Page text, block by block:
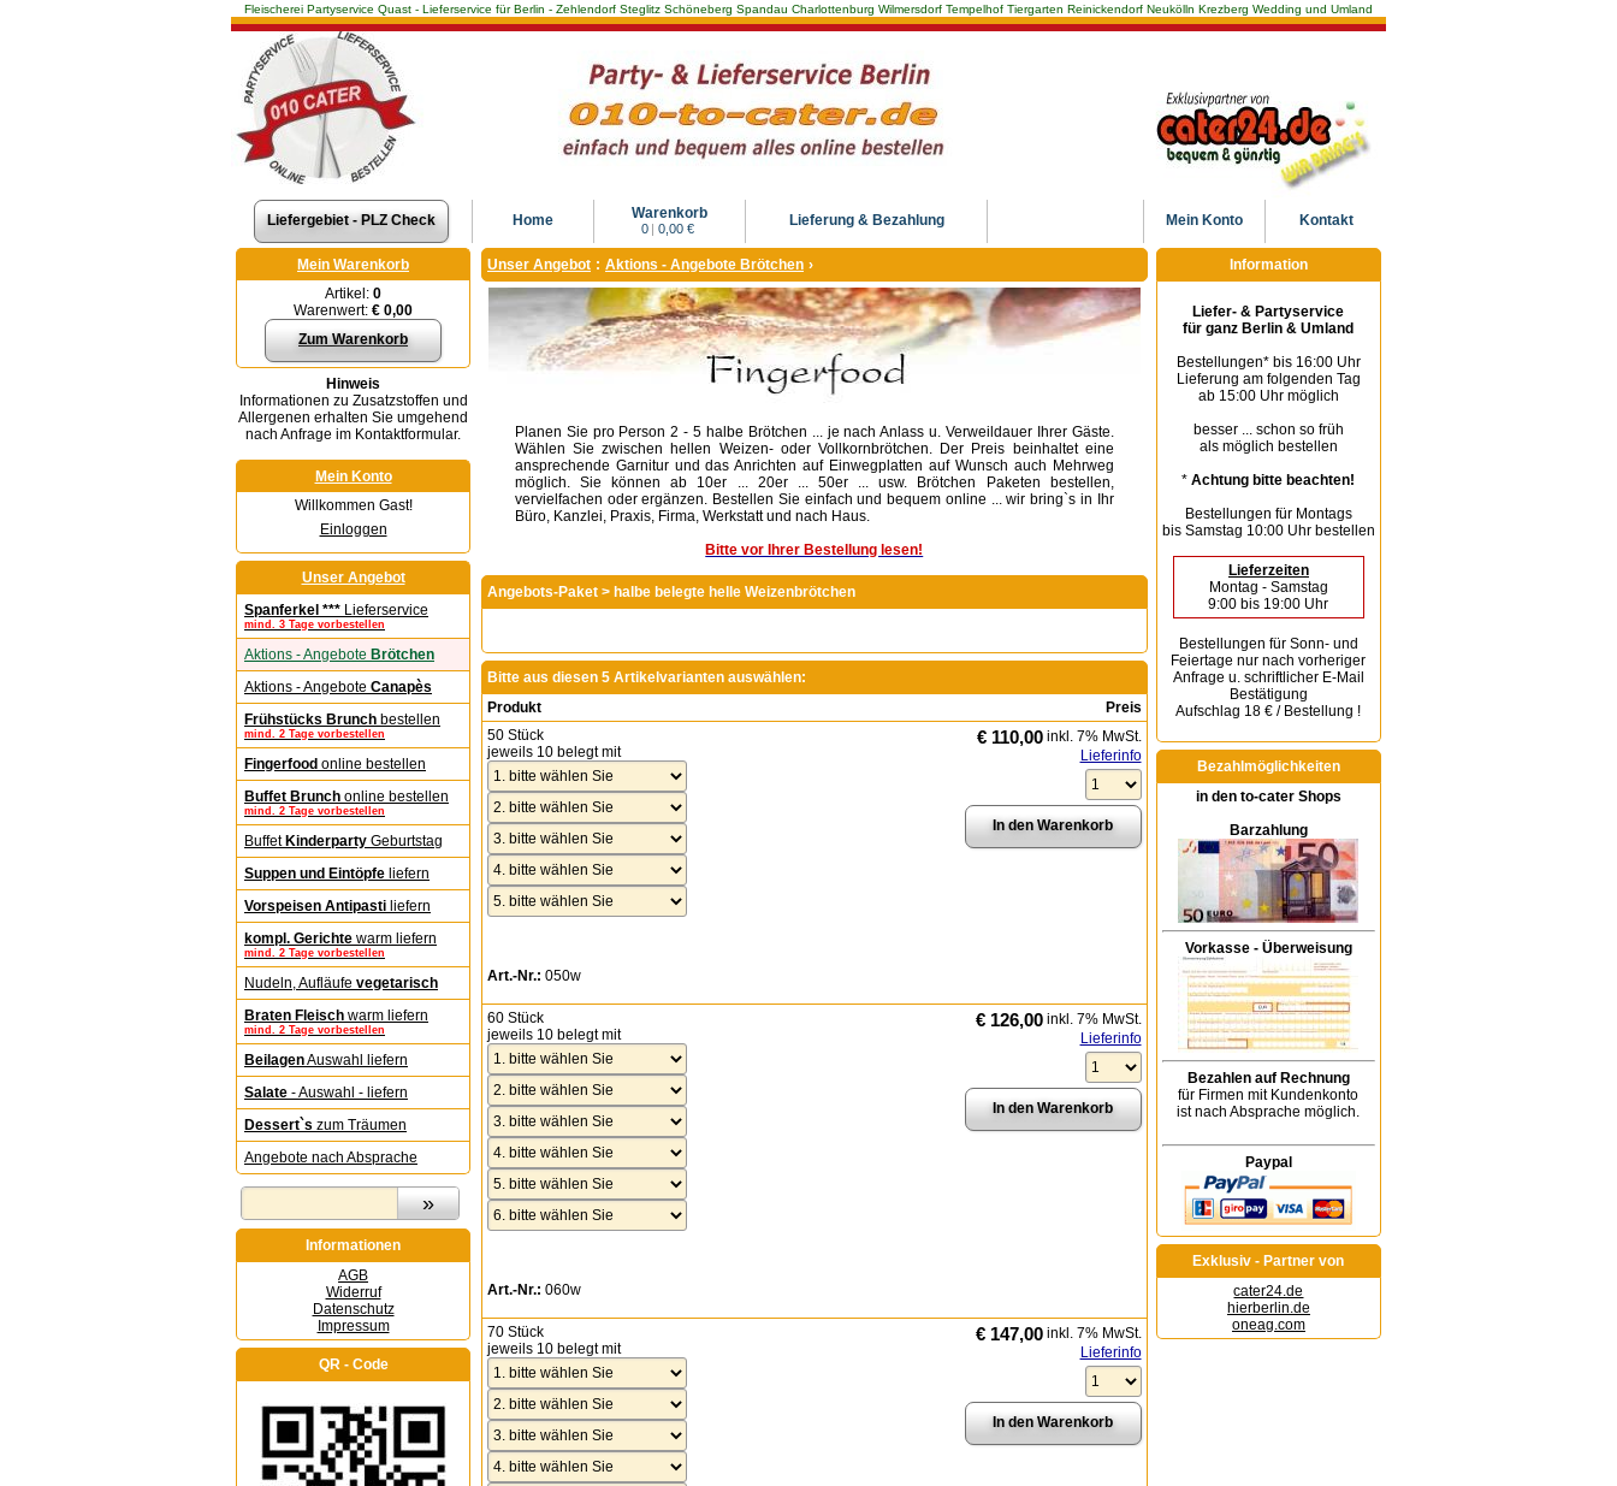
Fleischerei Partyservice Quast - Lieferservice für Berlin - Zehlendorf Steglitz Schöneberg Spandau Charlottenburg Wilmersdorf Tempelhof Tiergarten Reinickendorf Neukölln Krezberg Wedding und Umland
Liefergebiet - PLZ Check Home Warenkorb
0 | 0,00 € Lieferung & Bezahlung Kontakt
Mein Konto
Mein Warenkorb
Artikel: 0
Warenwert: € 0,00
Zum Warenkorb
Hinweis
Informationen zu Zusatzstoffen und
Allergenen erhalten Sie umgehend
nach Anfrage im Kontaktformular.
Mein Konto
Willkommen Gast!
Einloggen
Unser Angebot
Spanferkel *** Lieferservice
mind. 3 Tage vorbestellen
Aktions - Angebote Brötchen
Aktions - Angebote Canapès
Frühstücks Brunch bestellen
mind. 2 Tage vorbestellen
Fingerfood online bestellen
Buffet Brunch online bestellen
mind. 2 Tage vorbestellen
Buffet Kinderparty Geburtstag
Suppen und Eintöpfe liefern
Vorspeisen Antipasti liefern
kompl. Gerichte warm liefern
mind. 2 Tage vorbestellen
Nudeln, Aufläufe vegetarisch
Braten Fleisch warm liefern
mind. 2 Tage vorbestellen
BeilagenAuswahl liefern
Salate - Auswahl - liefern
Dessert`s zum Träumen
Angebote nach Absprache
Informationen
AGB
Widerruf
Datenschutz
Impressum
QR - Code
Unser Angebot : Aktions - Angebote Brötchen ›
Planen Sie pro Person 2 - 5 halbe Brötchen ... je nach Anlass u. Verweildauer Ihrer Gäste.
Wählen Sie zwischen hellen Weizen- oder Vollkornbrötchen. Der Preis beinhaltet eine
ansprechende Garnitur und das Anrichten auf Einwegplatten auf Wunsch auch Mehrweg
möglich. Sie können ab 10er ... 20er ... 50er ... usw. Brötchen Paketen bestellen,
vervielfachen oder ergänzen. Bestellen Sie einfach und bequem online ... wir bring`s in Ihr
Büro, Kanzlei, Praxis, Firma, Werkstatt und nach Haus.
Bitte vor Ihrer Bestellung lesen!
Angebots-Paket > halbe belegte helle Weizenbrötchen
Bitte aus diesen 5 Artikelvarianten auswählen:
Produkt
Preis
50 Stück
jeweils 10 belegt mit
Art.-Nr.: 050w
€ 110,00inkl. 7% MwSt.
Lieferinfo
60 Stück
jeweils 10 belegt mit
Art.-Nr.: 060w
€ 126,00inkl. 7% MwSt.
Lieferinfo
70 Stück
jeweils 10 belegt mit
€ 147,00inkl. 7% MwSt.
Lieferinfo
Information
Liefer- & Partyservice
für ganz Berlin & Umland
Bestellungen* bis 16:00 Uhr
Lieferung am folgenden Tag
ab 15:00 Uhr möglich
besser ... schon so früh
als möglich bestellen
*Achtung bitte beachten!
Bestellungen für Montags
bis Samstag 10:00 Uhr bestellen
Lieferzeiten
Montag - Samstag
9:00 bis 19:00 Uhr
Bestellungen für Sonn- und
Feiertagenur nach vorheriger
Anfrage u. schriftlicher E-Mail
Bestätigung
Aufschlag 18 € / Bestellung !
Bezahlmöglichkeiten
in den to-cater Shops
Barzahlung
Vorkasse - Überweisung
Bezahlen auf Rechnung
für Firmen mit Kundenkonto
ist nach Absprache möglich.
Paypal
Exklusiv - Partner von
cater24.de
hierberlin.de
oneag.com